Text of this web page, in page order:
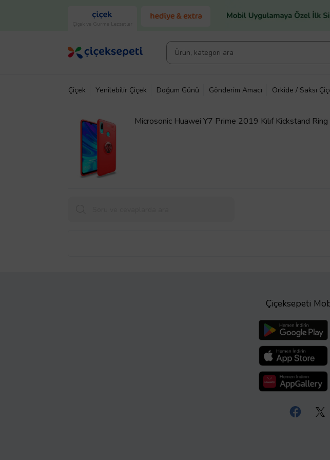
Çiçek ve Gurme Lezzetler
Çiçek Yenilebilir Çiçek Doğum Günü Gönderim Amacı Orkide / Saksı
Microsonic Huawei Y7 Prime 2019 Kılıf Kickstand Ring
Çiçeksepeti